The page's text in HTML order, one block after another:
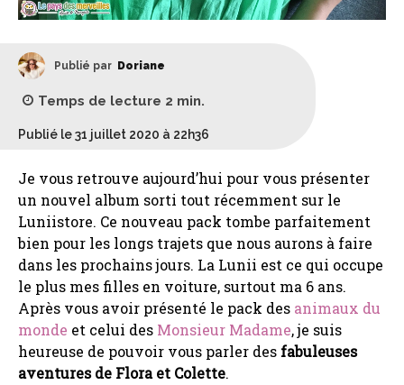
Publié par Doriane
Temps de lecture 2 min.
Publié le 31 juillet 2020 à 22h36
Je vous retrouve aujourd’hui pour vous présenter
un nouvel album sorti tout récemment sur le
Luniistore. Ce nouveau pack tombe parfaitement
bien pour les longs trajets que nous aurons à faire
dans les prochains jours. La Lunii est ce qui occupe
le plus mes filles en voiture, surtout ma 6 ans.
Après vous avoir présenté le pack des animaux du
monde et celui des Monsieur Madame, je suis
heureuse de pouvoir vous parler des fabuleuses
aventures de Flora et Colette.